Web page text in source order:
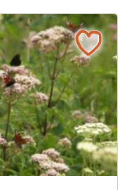
für Groß und Klein